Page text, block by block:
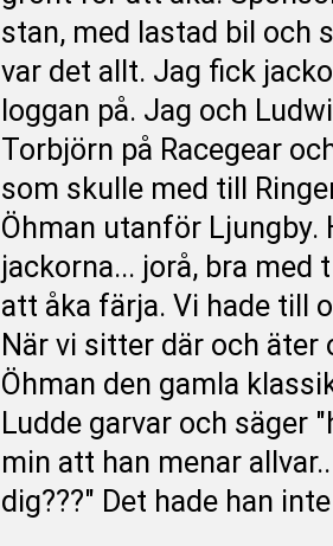
stan, med lastad bil och
var det allt. Jag fick
loggan på. Jag och
Torbjörn på Racegear
som skulle med till
Öhman utanför Ljungby.
jackorna... jorå, bra med
att åka färja. Vi hade till
När vi sitter där och
Öhman den gamla
Ludde garvar och säger
min att han menar
dig???" Det hade han